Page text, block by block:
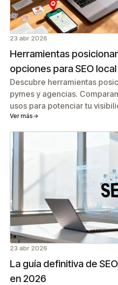
23 abr 2026
Herramientas
opciones para SEO
Descubre herramientas
pymes y agencias.
usos para potenciar tu
Ver más→
23 abr 2026
La guía definitiva de
en 2026